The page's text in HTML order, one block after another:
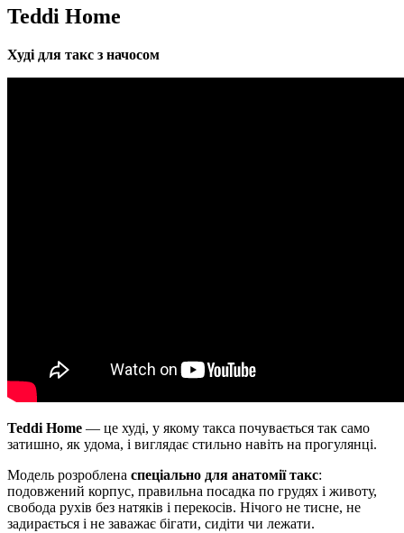
Teddi Home
Худі для такс з начосом
Teddi Home — це худі, у якому такса почувається так само
затишно, як удома, і виглядає стильно навіть на прогулянці.
Модель розроблена спеціально для анатомії такс:
подовжений корпус, правильна посадка по грудях і животу,
свобода рухів без натяків і перекосів. Нічого не тисне, не
задирається і не заважає бігати, сидіти чи лежати.